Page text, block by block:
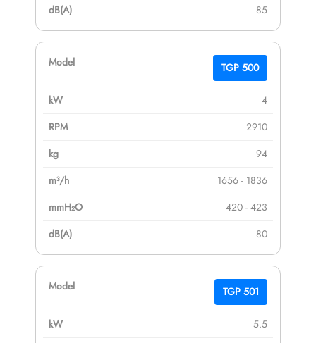
85
TGP 500
4
2910
94
1656 - 1836
420 - 423
80
TGP 501
5.5